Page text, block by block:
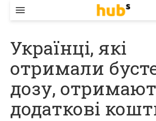
ЕКОНОМІКА
БІЗНЕС
СТАРТЕР
КОНТАКТИ
Українці, які
отримали
дозу,
додаткові